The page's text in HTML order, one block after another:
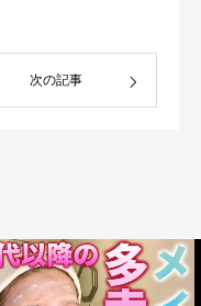
次の記事